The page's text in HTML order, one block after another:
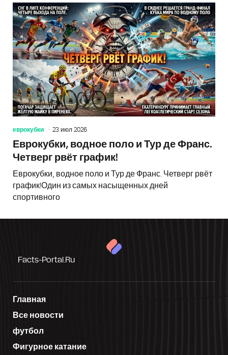
еврокубки 23 июл 2026
Еврокубки, водное поло и Тур де Франс.
Четверг рвёт график!
Еврокубки, водное поло и Тур де Франс. Четверг рвёт
график!Один из самых насыщенных дней
спортивного
Facts-Portal.ru
Главная
Все новости
футбол
Фигурное катание